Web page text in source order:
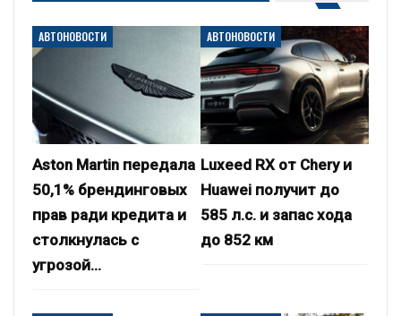
АВТОНОВОСТИ
Aston Martin передала
50,1% брендинговых
прав ради кредита и
столкнулась с
угрозой…
АВТОНОВОСТИ
Luxeed RX от Chery и
Huawei получит до
585 л.с. и запас хода
до 852 км